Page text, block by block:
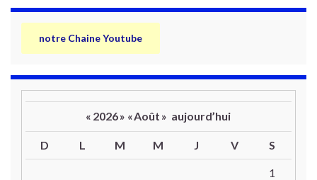
notre Chaine Youtube
« 2026» «Août » aujourd’hui
D L M M J V S
1